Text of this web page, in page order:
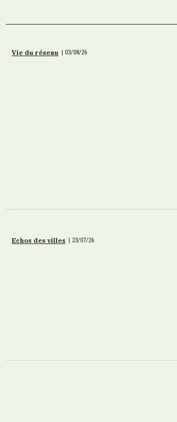
Vie du réseau 03/08/26
Echos des villes | 23/07/26